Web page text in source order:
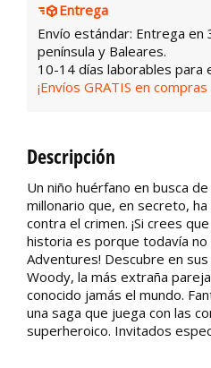
Entrega
Envío estándar: Entrega
península y Baleares.
10-14 días laborables para
¡Envíos GRATIS en
Descripción
Un niño huérfano en busca
millonario que, en secreto,
contra el crimen. ¡Si crees
historia es porque todavía
Adventures! Descubre en
Woody, la más extraña
conocido jamás el mundo.
una saga que juega con las
superheroico. Invitados